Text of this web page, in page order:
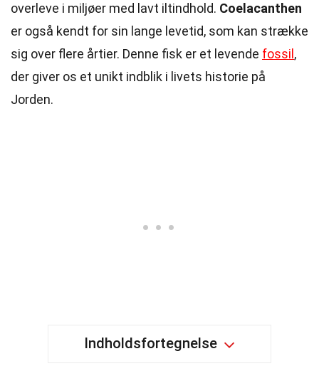
overleve i miljøer med lavt iltindhold. Coelacanthen
er også kendt for sin lange levetid, som kan strække
sig over flere årtier. Denne fisk er et levende fossil ,
der giver os et unikt indblik i livets historie på
Jorden.
Indholdsfortegnelse